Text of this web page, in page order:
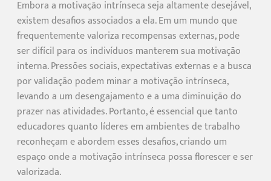
Embora a motivação intrínseca seja altamente desejável,
existem desafios associados a ela. Em um mundo que
frequentemente valoriza recompensas externas, pode
ser difícil para os indivíduos manterem sua motivação
interna. Pressões sociais, expectativas externas e a busca
por validação podem minar a motivação intrínseca,
levando a um desengajamento e a uma diminuição do
prazer nas atividades. Portanto, é essencial que tanto
educadores quanto líderes em ambientes de trabalho
reconheçam e abordem esses desafios, criando um
espaço onde a motivação intrínseca possa florescer e ser
valorizada.